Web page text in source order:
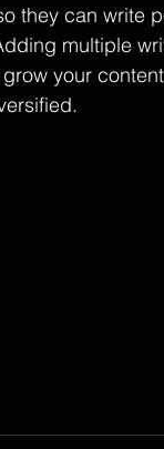
they can write
multiple
your